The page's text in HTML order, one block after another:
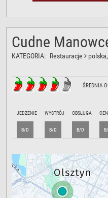
Cudne
KATEGORIA: Restauracje polska
ŚREDNIA
JEDZENIE
B/D
WYSTRÓJ
B/D
OBSŁUGA
B/D